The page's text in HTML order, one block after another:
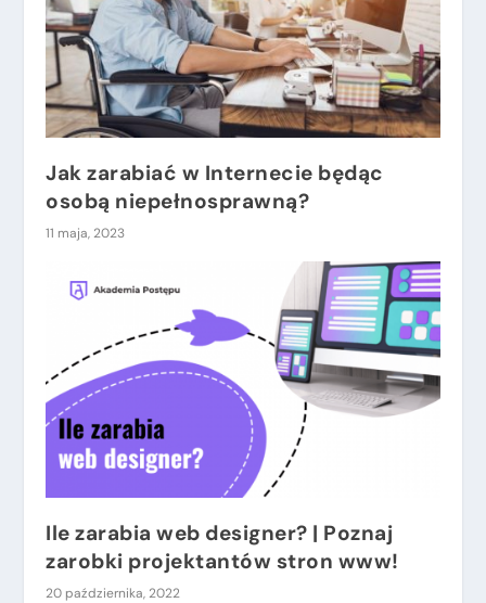
Jak zarabiać w Internecie będąc
osobą niepełnosprawną?
11 maja, 2023
Ile zarabia web designer? | Poznaj
zarobki projektantów stron www!
20 października, 2022